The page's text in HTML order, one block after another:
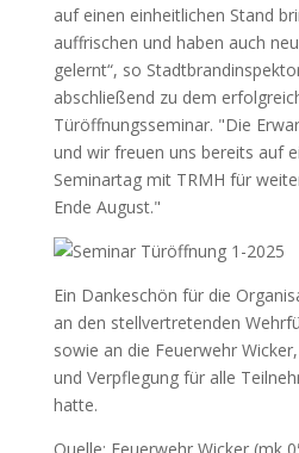
auf einen einheitlichen Stand
auffrischen und haben auch
gelernt“, so
abschließend zu dem
Türöffnungsseminar. "Die
und wir freuen uns bereits auf
Seminartag mit TRMH für
Ende August."
Ein Dankeschön für die
an den stellvertretenden
sowie an die Feuerwehr
und Verpflegung für alle
hatte.